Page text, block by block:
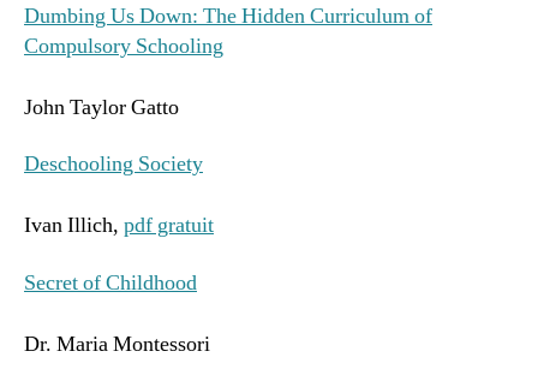
Dumbing Us Down: The Hidden Curriculum of
Compulsory Schooling
John Taylor Gatto
Deschooling Society
Ivan Illich, pdf gratuit
Secret of Childhood
Dr. Maria Montessori